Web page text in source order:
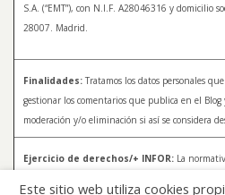
S.A. (“EMT”), con N.I.F. A28046316 y domicilio
28007. Madrid.
Finalidades: Tratamos los datos personales
gestionar los comentarios que publica en el Blog
moderación y/o eliminación si así se considera
Ejercicio de derechos/+ INFOR: La
Este sitio web utiliza cookies